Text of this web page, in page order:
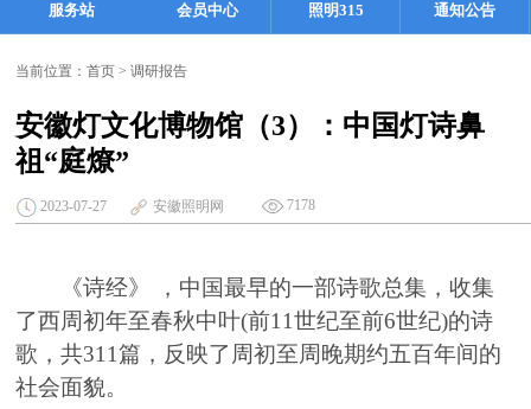
服务站 会员中心 照明315 通知公告
当前位置：首页 >调研报告
安徽灯文化博物馆（3）：中国灯诗鼻
祖“庭燎”
2023-07-27 安徽照明网 7178
《诗经》 ， 中国最早的一部诗歌总集，收集
了西周初年至春秋中叶(前11世纪至前6世纪)的诗
歌，共311篇，反映了周初至周晚期约五百年间的
社会面貌。